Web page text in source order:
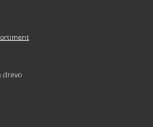
drevo